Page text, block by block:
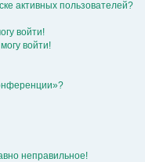
активных пользователей?
войти!
войти!
неправильное!